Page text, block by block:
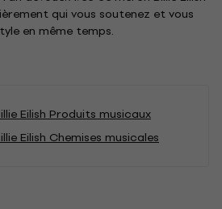
qui vous soutenez et vous
en même temps.
Eilish Produits musicaux
Eilish Chemises musicales